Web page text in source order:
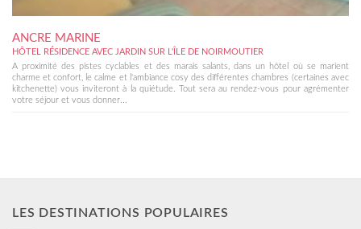
ANCRE MARINE
HÔTEL RÉSIDENCE AVEC JARDIN SUR L'ÎLE DE NOIRMOUTIER
A proximité des pistes cyclables et des marais salants, dans un hôtel où se marient
charme et confort, le calme et l'ambiance cosy des différentes chambres (certaines avec
kitchenette) vous inviteront à la quiétude. Tout sera au rendez-vous pour agrémenter
votre séjour et vous donner...
LES DESTINATIONS POPULAIRES